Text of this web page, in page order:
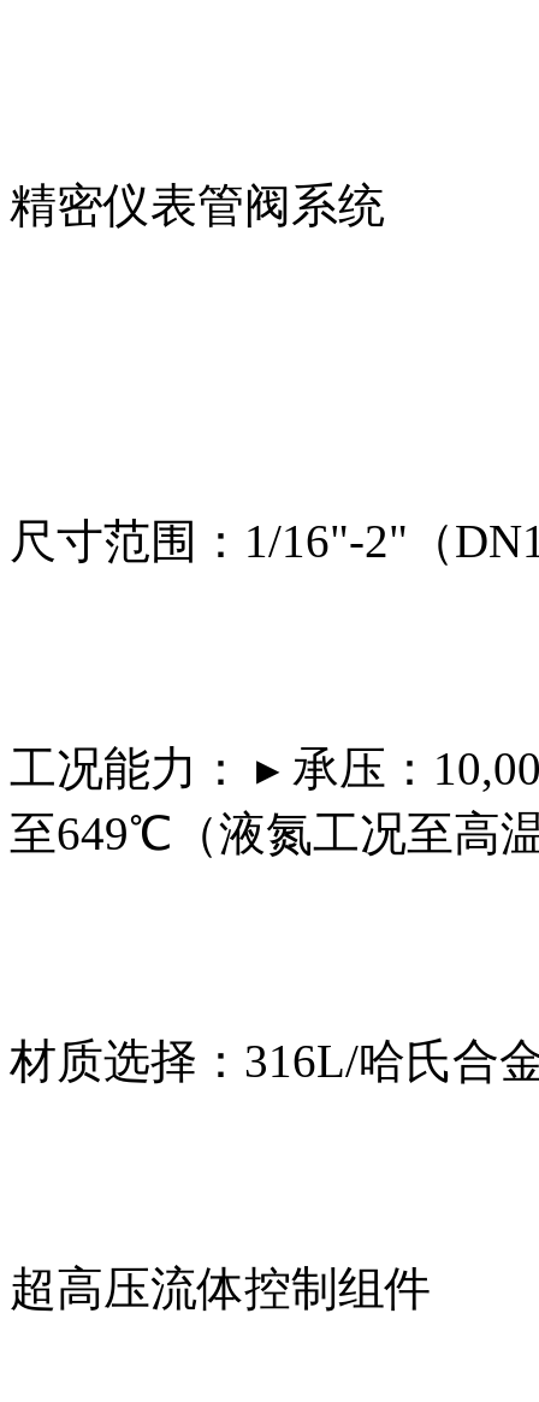
精密仪表管阀系统
尺寸范围：1/16"-2"（
工况能力： ▸ 承压：
至649℃（液氮工况至高
材质选择：316L/哈氏合
超高压流体控制组件